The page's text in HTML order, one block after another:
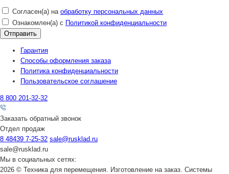
Согласен(а) на обработку персональных данных
Ознакомлен(а) с Политикой конфиденциальности
Гарантия
Способы оформления заказа
Политика конфиденциальности
Пользовательское соглашение
8 800 201-32-32
Заказать обратный звонок
Отдел продаж
8 48439 7-25-32 sale@rusklad.ru
sale@rusklad.ru
Мы в социальных сетях:
2026 © Техника для перемещения. Изготовление на заказ. Системы